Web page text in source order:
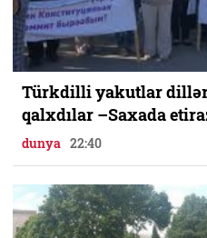
Türkdilli yakutlar
qalxdılar –Saxada
dunya 22:40